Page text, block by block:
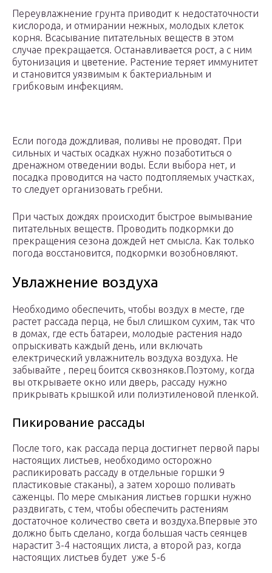
Переувлажнение грунта приводит к недостаточности
кислорода, и отмирании нежных, молодых клеток
корня. Всасывание питательных веществ в этом
случае прекращается. Останавливается рост, а с ним
бутонизация и цветение. Растение теряет иммунитет
и становится уязвимым к бактериальным и
грибковым инфекциям.
Если погода дождливая, поливы не проводят. При
сильных и частых осадках нужно позаботиться о
дренажном отведении воды. Если выбора нет, и
посадка проводится на часто подтопляемых участках,
то следует организовать гребни.
При частых дождях происходит быстрое вымывание
питательных веществ. Проводить подкормки до
прекращения сезона дождей нет смысла. Как только
погода восстановится, подкормки возобновляют.
Увлажнение воздуха
Необходимо обеспечить, чтобы воздух в месте, где
растет рассада перца, не был слишком сухим, так что
в домах, где есть батареи, молодые растения надо
опрыскивать каждый день, или включать
електрический увлажнитель воздуха воздуха. Не
забывайте , перец боится сквозняков.Поэтому, когда
вы открываете окно или дверь, рассаду нужно
прикрывать крышкой или полиэтиленовой пленкой.
Пикирование рассады
После того, как рассада перца достигнет первой пары
настоящих листьев, необходимо осторожно
распикировать рассаду в отдельные горшки 9
пластиковые стаканы), а затем хорошо поливать
саженцы. По мере смыкания листьев горшки нужно
раздвигать, с тем, чтобы обеспечить растениям
достаточное количество света и воздуха.Впервые это
должно быть сделано, когда большая часть сеянцев
нарастит 3-4 настоящих листа, а второй раз, когда
настоящих листьев будет уже 5-6